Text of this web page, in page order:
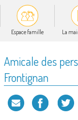
Espace famille La
Amicale des
Frontignan